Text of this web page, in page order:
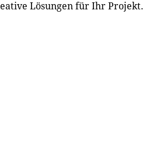
Lösungen für Ihr Projekt.